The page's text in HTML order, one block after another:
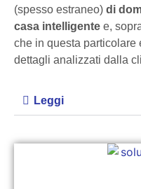
(spesso estraneo) di
casa intelligente e,
che in questa particolare
dettagli analizzati dalla
Leggi